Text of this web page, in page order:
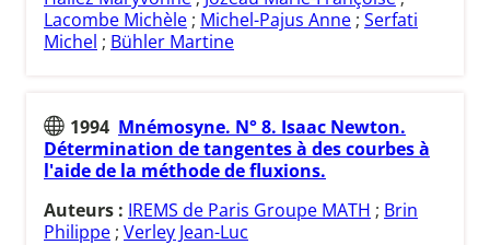
Lacombe Michèle ; Michel-Pajus Anne ; Serfati
Michel ; Bühler Martine
1994 Mnémosyne. N° 8. Isaac Newton.
Détermination de tangentes à des courbes à
l'aide de la méthode de fluxions.
Auteurs : IREMS de Paris Groupe MATH ; Brin
Philippe ; Verley Jean-Luc